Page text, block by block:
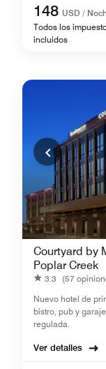
148 USD /
Todos los
incluidos
Courtyard by
Poplar Creek
3.3 (57
Nuevo hotel de
bistro, pub y
regulada.
Ver detalles